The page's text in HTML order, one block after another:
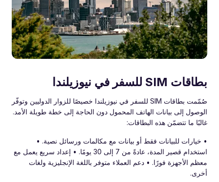
بطاقات SIM للسفر في نيوزيلندا
صُمّمت بطاقات SIM للسفر في نيوزيلندا خصيصًا للزوار الدوليين وتوفّر
الوصول إلى بيانات الهاتف المحمول دون الحاجة إلى خطة طويلة الأمد.
غالبًا ما تتضمّن هذه البطاقات:
• خيارات للبيانات فقط أو بيانات مع مكالمات ورسائل نصية. •
استخدام قصير المدة، عادةً من 7 إلى 30 يومًا. • إعداد سريع يعمل مع
معظم الأجهزة فورًا. • دعم العملاء متوفر باللغة الإنجليزية ولغات
أخرى.